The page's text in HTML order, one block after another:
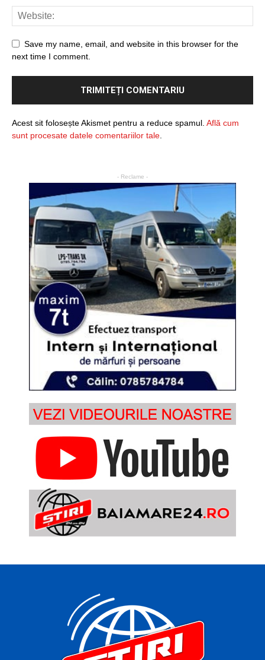
Save my name, email, and website in this browser for the
next time I comment.
Acest sit folosește Akismet pentru a reduce spamul. Află cum
sunt procesate datele comentariilor tale.
- Reclame -